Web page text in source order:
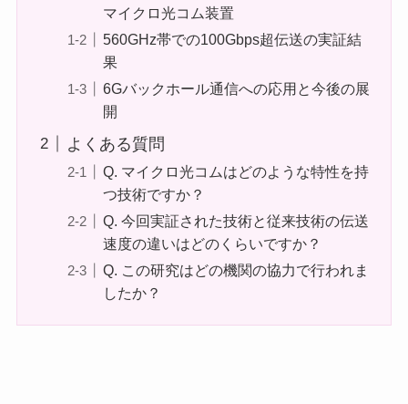
マイクロ光コム装置
560GHz帯での100Gbps超伝送の実証結
果
6Gバックホール通信への応用と今後の展
開
よくある質問
Q. マイクロ光コムはどのような特性を持
つ技術ですか？
Q. 今回実証された技術と従来技術の伝送
速度の違いはどのくらいですか？
Q. この研究はどの機関の協力で行われま
したか？